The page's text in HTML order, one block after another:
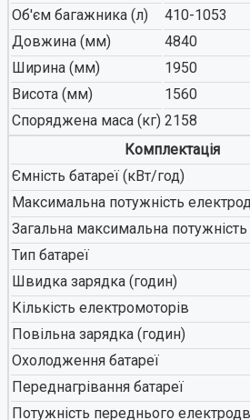
Xiaomi
Dongfeng
Об'єм багажника (л)
410-1053
Довжина (мм)
4840
Ширина (мм)
1950
Висота (мм)
1560
Споряджена маса (кг) 2158
Комплектація
Ємність батареї (кВт/год)
Максимальна потужність
Загальна максимальна
Тип батареї
Швидка зарядка (годин)
Кількість електромоторів
Повільна зарядка (годин)
Охолодження батареї
Переднагрівання батареї
Потужність переднього